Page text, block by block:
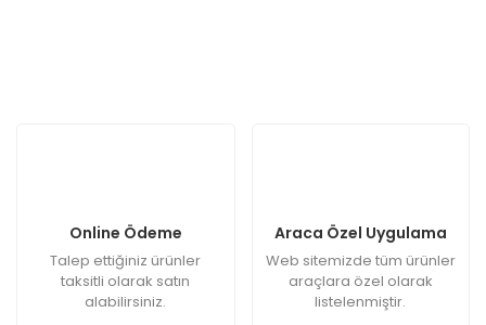
Online Ödeme
Talep ettiğiniz ürünler
taksitli olarak satın
alabilirsiniz.
Araca Özel Uygulama
Web sitemizde tüm ürünler
araçlara özel olarak
listelenmiştir.